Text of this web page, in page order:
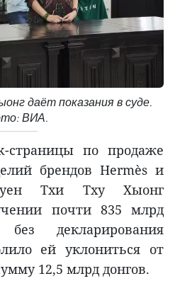
даёт показания в суде.
ВИА.
страницы по продаже
брендов Hermès и
Тхи Тху Хыонг
почти 835 млрд
декларирования
ей уклониться от
12,5 млрд донгов.